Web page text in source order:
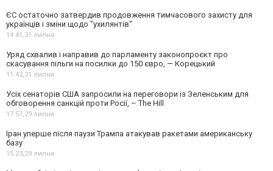
ЄС остаточно затвердив продовження тимчасового захисту для
українців і зміни щодо "ухилянтів"
14:41,31 липня
Уряд схвалив і направив до парламенту законопроєкт про
скасування пільги на посилки до 150 євро, — Корецький
11:42,31 липня
Усіх сенаторів США запросили на переговори із Зеленським для
обговорення санкцій проти Росії, – The Hill
17:57,29 липня
Іран уперше після паузи Трампа атакував ракетами американську
базу
15:23,29 липня